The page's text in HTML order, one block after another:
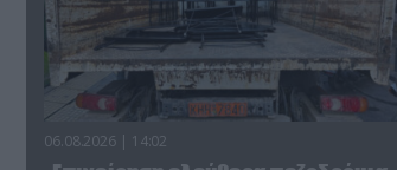
06.08.2026 | 14:02